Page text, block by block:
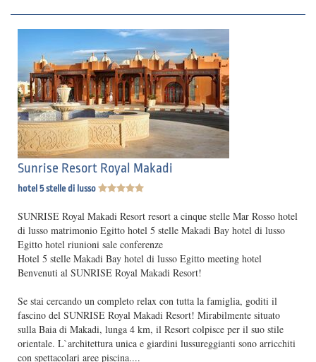
Sunrise Resort Royal Makadi
hotel 5 stelle di lusso
SUNRISE Royal Makadi Resort resort a cinque stelle Mar Rosso hotel
di lusso matrimonio Egitto hotel 5 stelle Makadi Bay hotel di lusso
Egitto hotel riunioni sale conferenze
Hotel 5 stelle Makadi Bay hotel di lusso Egitto meeting hotel
Benvenuti al SUNRISE Royal Makadi Resort!
Se stai cercando un completo relax con tutta la famiglia, goditi il ​​
fascino del SUNRISE Royal Makadi Resort! Mirabilmente situato
sulla Baia di Makadi, lunga 4 km, il Resort colpisce per il suo stile
orientale. L`architettura unica e giardini lussureggianti sono arricchiti
con spettacolari aree piscina....